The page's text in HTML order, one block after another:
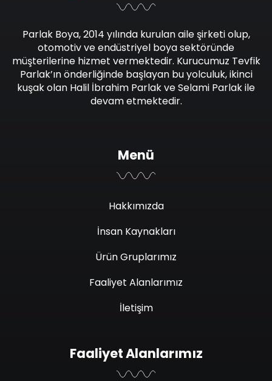
Parlak Boya, 2014 yılında kurulan aile şirketi olup,
otomotiv ve endüstriyel boya sektöründe
müşterilerine hizmet vermektedir. Kurucumuz Tevfik
Parlak’ın önderliğinde başlayan bu yolculuk, ikinci
kuşak olan Halil İbrahim Parlak ve Selami Parlak ile
devam etmektedir.
Menü
Hakkımızda
İnsan Kaynakları
Ürün Gruplarımız
Faaliyet Alanlarımız
İletişim
Faaliyet Alanlarımız